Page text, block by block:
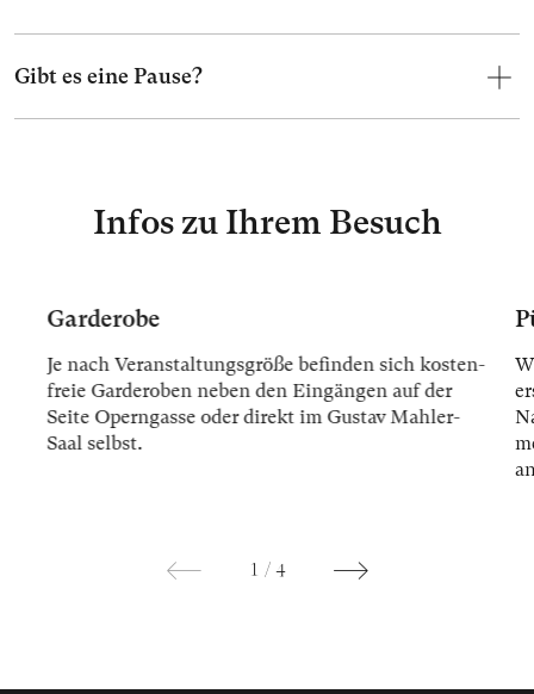
Gibt es eine Pause?
Infos zu Ihrem Besuch
Garderobe
Je nach Ver­an­stal­tungs­grö­ße be­fin­den sich kos­ten­
freie Gar­der­oben ne­ben den Ein­gän­gen auf der
Sei­te Opern­gas­se oder di­rekt im Gus­tav Mah­ler-
Saal selbst.
1 / 4